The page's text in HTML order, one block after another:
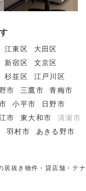
江東区
大田区
新宿区
文京区
杉並区
江戸川区
市 三鷹市
青梅市
小平市
日野市
市 東大和市
清瀬市
羽村市
あきる野市
居抜き物件・貸店舗・テ